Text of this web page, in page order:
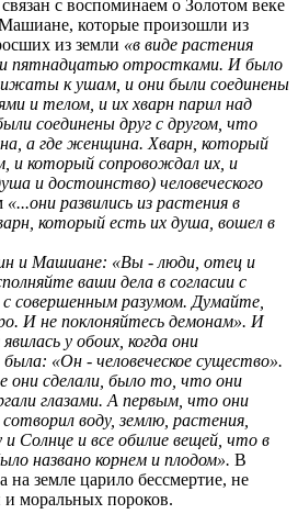
с воспоминаем о Золотом веке
которые произошли из
из земли «в виде растения
и пятнадцатью отростками. И было
к ушам, и они были соединены
и телом, и их хварн парил над
соединены друг с другом, что
а где женщина. Хварн, который
и который сопровождал их, и
и достоинство) человеческого
«...они развились из растения в
который есть их душа, вошел в
и Машиане: «Вы - люди, отец и
ваши дела в согласии с
совершенным разумом. Думайте,
И не поклоняйтесь демонам». И
у обоих, когда они
«Он - человеческое существо».
они сделали, было то, что они
глазами. А первым, что они
воду, землю, растения,
Солнце и все обилие вещей, что в
названо корнем и плодом». В
на земле царило бессмертие, не
и моральных пороков.